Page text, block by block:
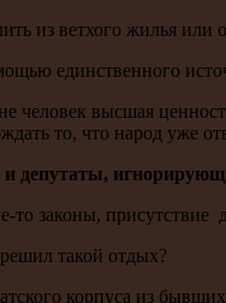
из ветхого жилья или
единственного
человек высшая
то, что народ уже
депутаты,
то законы,
такой отдых?
корпуса из